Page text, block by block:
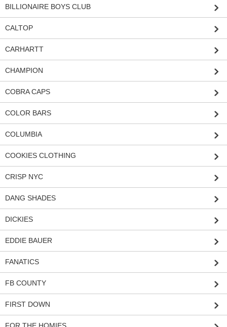
BILLIONAIRE BOYS CLUB
CALTOP
CARHARTT
CHAMPION
COBRA CAPS
COLOR BARS
COLUMBIA
COOKIES CLOTHING
CRISP NYC
DANG SHADES
DICKIES
EDDIE BAUER
FANATICS
FB COUNTY
FIRST DOWN
FOR THE HOMIES